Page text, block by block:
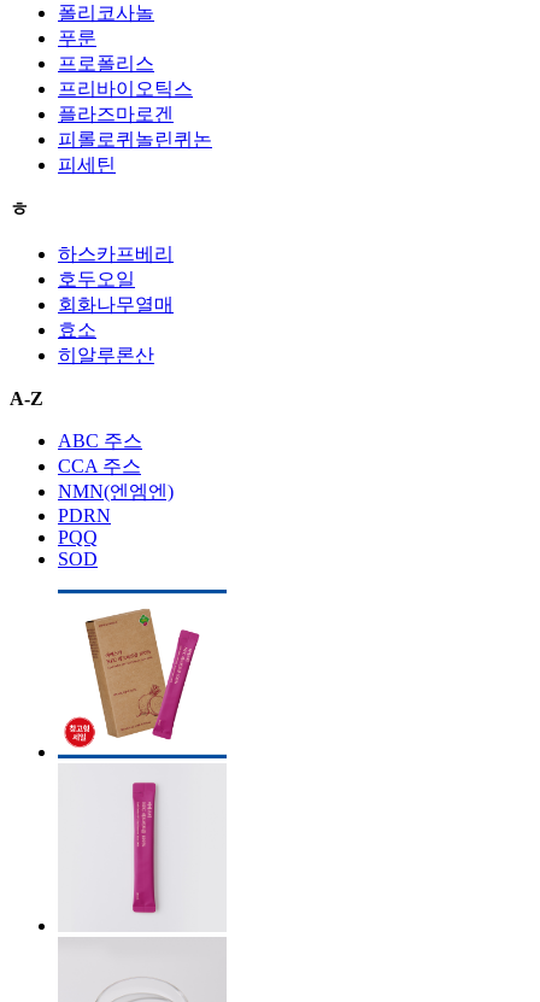
폴리코사놀
푸룬
프로폴리스
프리바이오틱스
플라즈마로겐
피롤로퀴놀린퀴논
피세틴
ㅎ
하스카프베리
호두오일
회화나무열매
효소
히알루론산
A-Z
ABC 주스
CCA 주스
NMN(엔엠엔)
PDRN
PQQ
SOD